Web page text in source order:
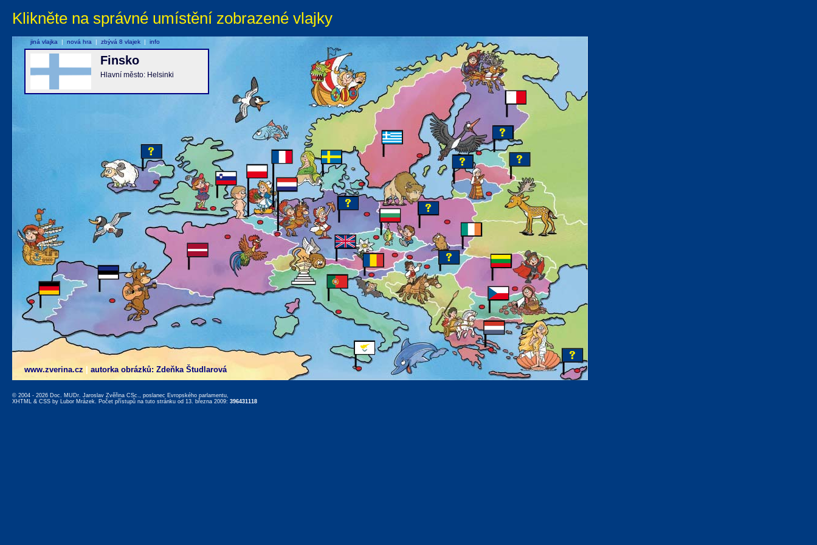
Klikněte na správné umístění zobrazené vlajky
www.zverina.cz autorka obrázků: Zdeňka Študlarová
Finsko
Hlavní město: Helsinki
jiná vlajka | nová hra | zbývá 8 vlajek | info
© 2004 - 2026 Doc. MUDr. Jaroslav Zvěřina CSc., poslanec Evropského parlamentu,
XHTML & CSS by Lubor Mrázek. Počet přístupů na tuto stránku od 13. března 2009: 396431118